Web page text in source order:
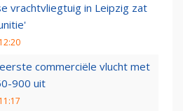
vrachtvliegtuig in Leipzig zat
commerciële vlucht met
900 uit